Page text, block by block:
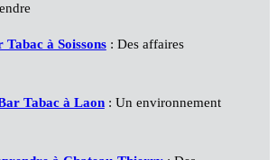
à Soissons: Des affaires
Tabac à Laon: Un environnement